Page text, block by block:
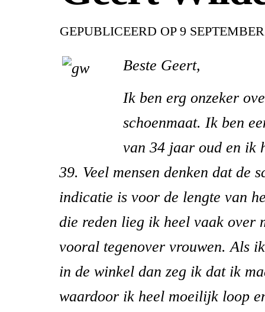
GEPUBLICEERD OP 9
Beste Geert,
Ik ben erg onzeker
schoenmaat. Ik ben
van 34 jaar oud en ik
39. Veel mensen denken dat de
indicatie is voor de lengte van
die reden lieg ik heel vaak over
vooral tegenover vrouwen. Als
in de winkel dan zeg ik dat ik
waardoor ik heel moeilijk loop